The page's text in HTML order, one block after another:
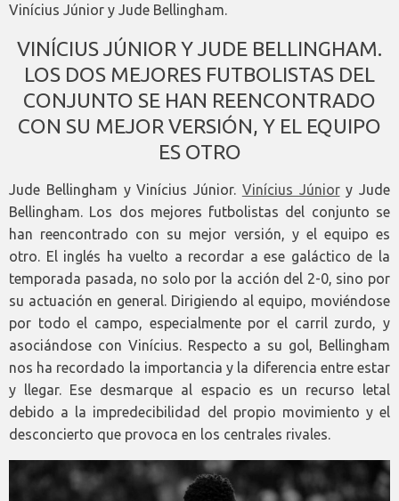
Vinícius Júnior y Jude Bellingham.
VINÍCIUS JÚNIOR Y JUDE BELLINGHAM.
LOS DOS MEJORES FUTBOLISTAS DEL
CONJUNTO SE HAN REENCONTRADO
CON SU MEJOR VERSIÓN, Y EL EQUIPO
ES OTRO
Jude Bellingham y Vinícius Júnior. Vinícius Júniory Jude
Bellingham. Los dos mejores futbolistas del conjunto se
han reencontrado con su mejor versión, y el equipo es
otro. El inglés ha vuelto a recordar a ese galáctico de la
temporada pasada, no solo por la acción del 2-0, sino por
su actuación en general. Dirigiendo al equipo, moviéndose
por todo el campo, especialmente por el carril zurdo, y
asociándose con Vinícius. Respecto a su gol, Bellingham
nos ha recordado la importancia y la diferencia entre estar
y llegar. Ese desmarque al espacio es un recurso letal
debido a la impredecibilidad del propio movimiento y el
desconcierto que provoca en los centrales rivales.